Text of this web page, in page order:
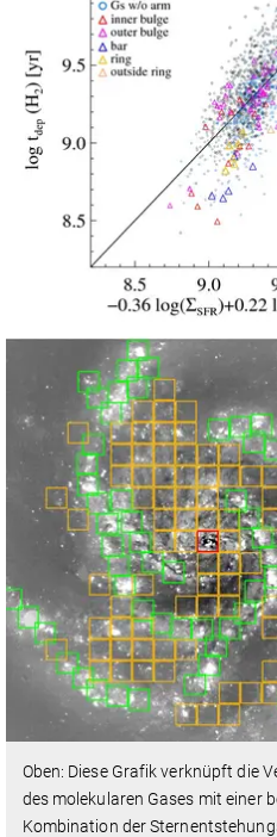
Oben: Diese Grafik verknüpft die
des molekularen Gases mit einer
Kombination der